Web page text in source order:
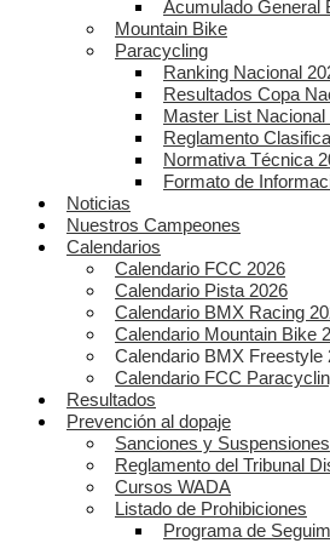
Acumulado General
Mountain Bike
Paracycling
Ranking Nacional
Resultados Copa
Master List Nacional
Reglamento
Normativa Técnica
Formato de
Noticias
Nuestros Campeones
Calendarios
Calendario FCC 2026
Calendario Pista 2026
Calendario BMX Racing
Calendario Mountain Bike
Calendario BMX Freestyle
Calendario FCC
Resultados
Prevención al dopaje
Sanciones y Suspensiones
Reglamento del Tribunal
Cursos WADA
Listado de Prohibiciones
Programa de